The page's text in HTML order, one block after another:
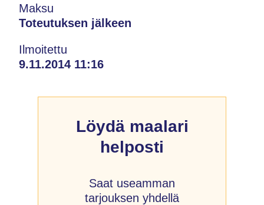
Maksu
Toteutuksen jälkeen
Ilmoitettu
9.11.2014 11:16
Löydä maalari
helposti
Saat useamman
tarjouksen yhdellä